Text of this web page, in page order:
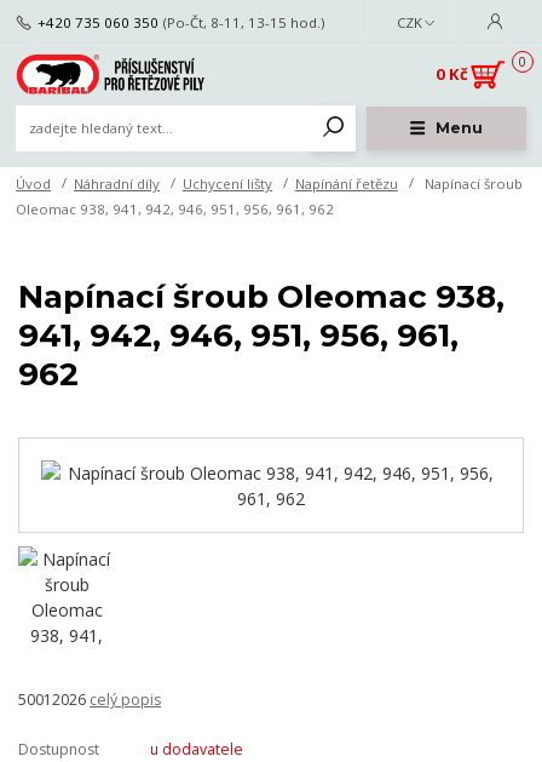
Menu
CZK
+420 735 060 350 (Po-Čt, 8-11, 13-15 hod.)
0
0 Kč
Úvod Náhradní díly Uchycení lišty Napínání řetězu
Napínací šroub
Oleomac 938, 941, 942, 946, 951, 956, 961, 962
Napínací šroub Oleomac 938,
941, 942, 946, 951, 956, 961,
962
50012026 celý popis
Dostupnost u dodavatele